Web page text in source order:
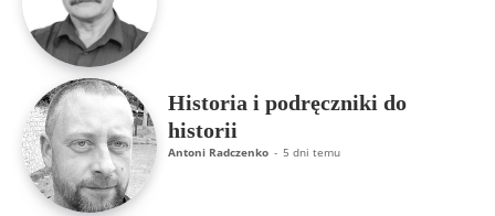
Historia i podręczniki do
historii
Antoni Radczenko - 5 dni temu